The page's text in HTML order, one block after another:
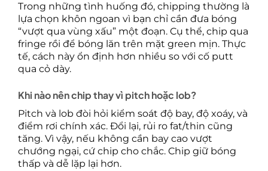
Trong những tình huống đó, chipping thường là
lựa chọn khôn ngoan vì bạn chỉ cần đưa bóng
“vượt qua vùng xấu” một đoạn. Cụ thể, chip qua
fringe rồi để bóng lăn trên mặt green mịn. Thực
tế, cách này ổn định hơn nhiều so với cố putt
qua cỏ dày.
Khi nào nên chip thay vì pitch hoặc lob?
Pitch và lob đòi hỏi kiểm soát độ bay, độ xoáy, và
điểm rơi chính xác. Đổi lại, rủi ro fat/thin cũng
tăng. Vì vậy, nếu không cần bay cao vượt
chướng ngại, cứ chip cho chắc. Chip giữ bóng
thấp và dễ lặp lại hơn.